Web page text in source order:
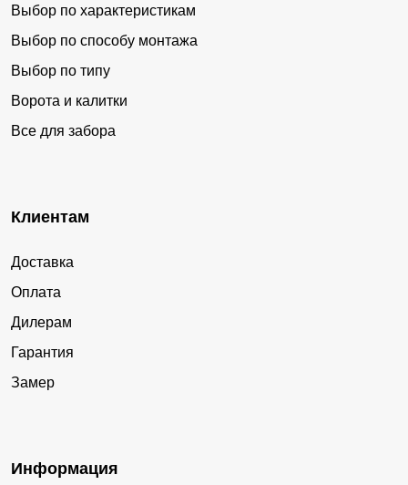
Выбор по характеристикам
Выбор по способу монтажа
Выбор по типу
Ворота и калитки
Все для забора
Клиентам
Доставка
Оплата
Дилерам
Гарантия
Замер
Информация